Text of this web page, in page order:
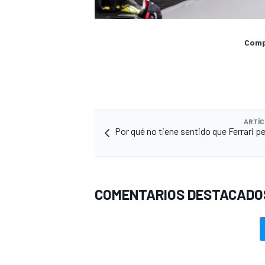
Por qué no tiene sentido que Ferrari
COMENTARIOS